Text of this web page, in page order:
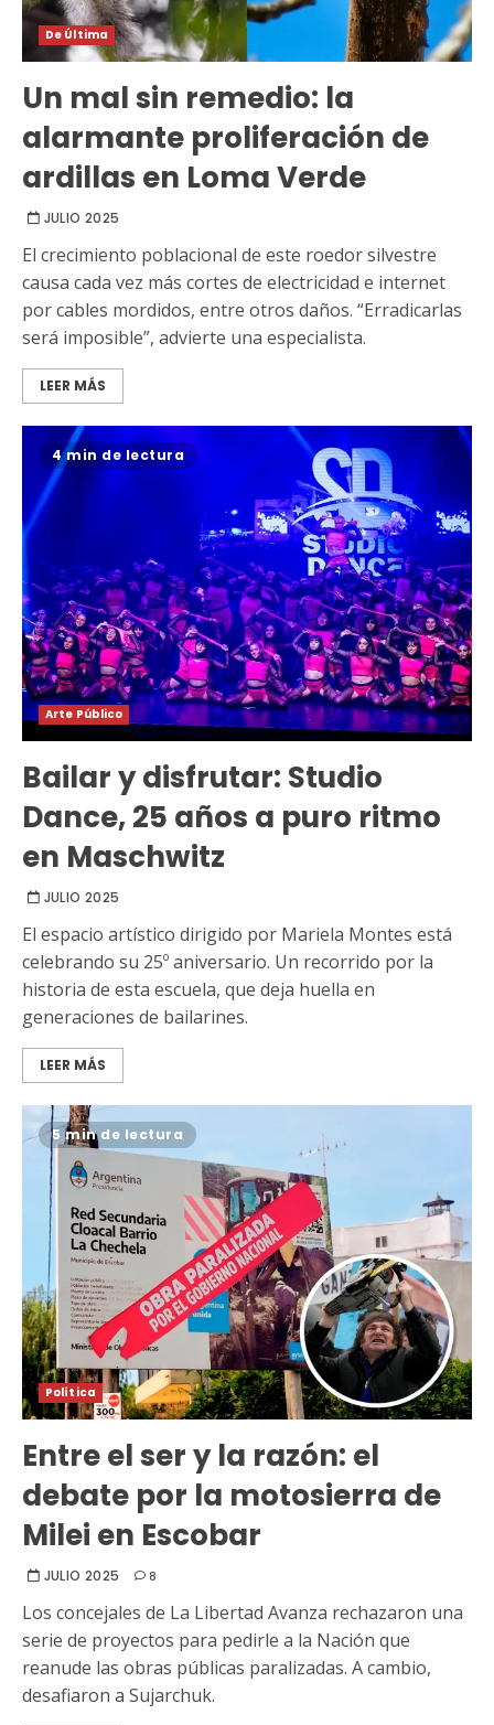
De Última
Un mal sin remedio: la
alarmante proliferación de
ardillas en Loma Verde
JULIO 2025
El crecimiento poblacional de este roedor silvestre
causa cada vez más cortes de electricidad e internet
por cables mordidos, entre otros daños. “Erradicarlas
será imposible”, advierte una especialista.
LEER MÁS
4 min de lectura
Arte Público
Bailar y disfrutar: Studio
Dance, 25 años a puro ritmo
en Maschwitz
JULIO 2025
El espacio artístico dirigido por Mariela Montes está
celebrando su 25º aniversario. Un recorrido por la
historia de esta escuela, que deja huella en
generaciones de bailarines.
LEER MÁS
5 min de lectura
Política
Entre el ser y la razón: el
debate por la motosierra de
Milei en Escobar
JULIO 2025 8
Los concejales de La Libertad Avanza rechazaron una
serie de proyectos para pedirle a la Nación que
reanude las obras públicas paralizadas. A cambio,
desafiaron a Sujarchuk.